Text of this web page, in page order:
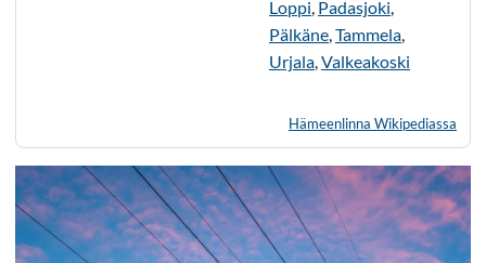
Loppi Padasjoki
Pälkäne Tammela
Urjala Valkeakoski
Hämeenlinna Wikipediassa